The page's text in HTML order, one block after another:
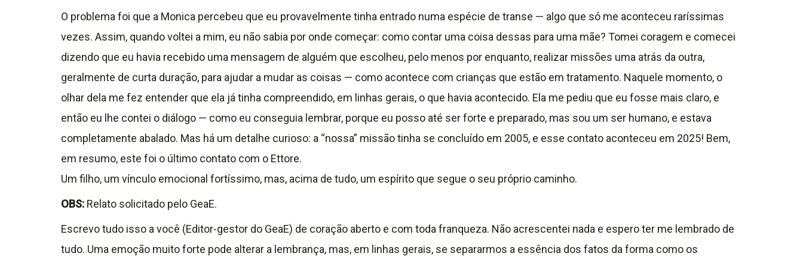
O problema foi que a Monica percebeu que eu provavelmente tinha entrado numa espécie de transe — algo que só me aconteceu raríssimas
vezes. Assim, quando voltei a mim, eu não sabia por onde começar: como contar uma coisa dessas para uma mãe? Tomei coragem e comecei
dizendo que eu havia recebido uma mensagem de alguém que escolheu, pelo menos por enquanto, realizar missões uma atrás da outra,
geralmente de curta duração, para ajudar a mudar as coisas — como acontece com crianças que estão em tratamento. Naquele momento, o
olhar dela me fez entender que ela já tinha compreendido, em linhas gerais, o que havia acontecido. Ela me pediu que eu fosse mais claro, e
então eu lhe contei o diálogo — como eu conseguia lembrar, porque eu posso até ser forte e preparado, mas sou um ser humano, e estava
completamente abalado. Mas há um detalhe curioso: a “nossa” missão tinha se concluído em 2005, e esse contato aconteceu em 2025! Bem,
em resumo, este foi o último contato com o Ettore.
Um filho, um vínculo emocional fortíssimo, mas, acima de tudo, um espírito que segue o seu próprio caminho.
OBS: Relato solicitado pelo GeaE.
Escrevo tudo isso a você (Editor-gestor do GeaE) de coração aberto e com toda franqueza. Não acrescentei nada e espero ter me lembrado de
tudo. Uma emoção muito forte pode alterar a lembrança, mas, em linhas gerais, se separarmos a essência dos fatos da forma como os